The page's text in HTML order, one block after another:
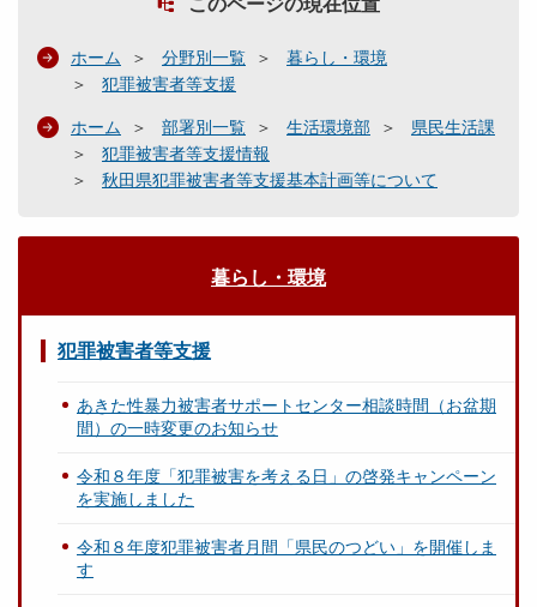
このページの現在位置
ホーム 分野別一覧
暮らし・環境
犯罪被害者等支援
ホーム 部署別一覧 生活環境部
県民生活課
犯罪被害者等支援情報
秋田県犯罪被害者等支援基本計画等について
暮らし・環境
犯罪被害者等支援
あきた性暴力被害者サポートセンター相談時間（お盆期
間）の一時変更のお知らせ
令和８年度「犯罪被害を考える日」の啓発キャンペーン
を実施しました
令和８年度犯罪被害者月間「県民のつどい」を開催しま
す